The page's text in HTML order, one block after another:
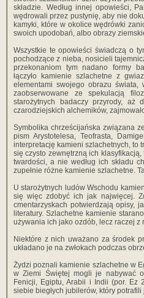
składzie. Według innej opowieści,
wędrowali przez pustynię, aby nie
kamyki, które w okolice wędrówki
swoich upodobań, albo obrazy
Wszystkie te opowieści świadczą o
pochodzące z nieba, nosicieli
przekonaniom tym nadano formy
łączyło kamienie szlachetne z
elementami swojego obrazu świata,
zaobserwowane ze spekulacją
starożytnych badaczy przyrody, aż
czarodziejskich alchemików,
Symbolika chrześcijańska związana
pism Arystotelesa, Teofrasta,
interpretację kamieni szlachetnych, to
się czysto zewnętrzną ich
twardości, a nie według ich składu
zupełnie różne kamienie szlachetne.
U starożytnych ludów Wschodu
się więc zdobyć ich jak najwięcej.
cmentarzyskach potwierdzają opisy,
literatury. Szlachetne kamienie
używania ich jako ozdób, lecz raczej z
Niektóre z nich uważano za środek
układano je na zwłokach podczas
Żydzi poznali kamienie szlachetne w
w Ziemi Świętej mogli je nabywać
Fenicji, Egiptu, Arabii i Indii (por. Ez
siebie biegłych jubilerów, który